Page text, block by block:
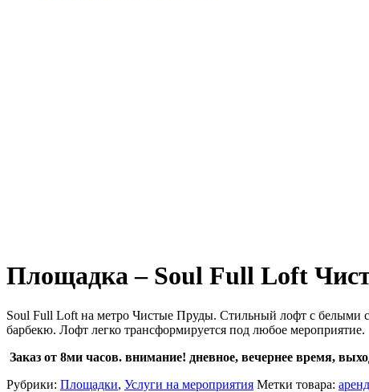
Площадка – Soul Full Loft
Soul Full Loft на метро Чистые Пруды. Стильный лофт с белыми
барбекю. Лофт легко трансформируется под любое мероприятие.
Заказ от 8ми часов. внимание! дневное, вечернее время,
Рубрики: Площадки, Услуги на мероприятия Метки товара: